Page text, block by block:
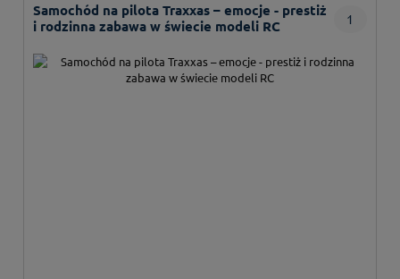
Samochód na pilota Traxxas – emocje - prestiż
i rodzinna zabawa w świecie modeli RC
1